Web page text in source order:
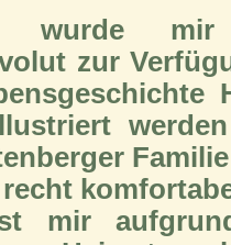
wurde
zur
mir